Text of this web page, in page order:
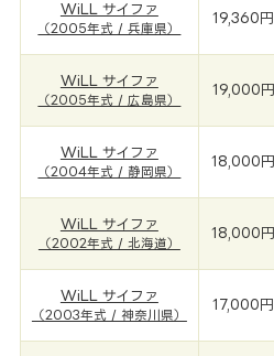
WiLL サイファ
（2005年式 / 兵庫県）
19,360円
WiLL サイファ
（2005年式 / 広島県）
19,000円
WiLL サイファ
（2004年式 / 静岡県）
18,000円
WiLL サイファ
（2002年式 / 北海道）
18,000円
WiLL サイファ
（2003年式 / 神奈川県）
17,000円